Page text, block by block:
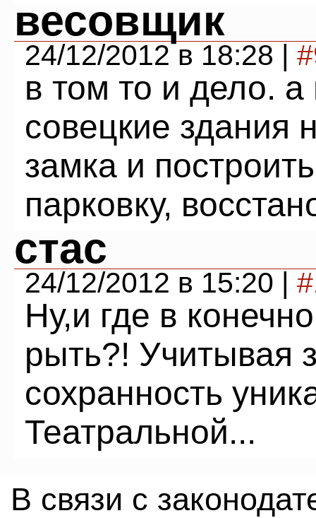
весовщик
24/12/2012 в 18:28 |
в том то и дело.
совецкие здания
замка и
парковку,
стас
24/12/2012 в 15:20 |
Ну,и где в
рыть?! Учитывая
сохранность
Театральной...
В связи с